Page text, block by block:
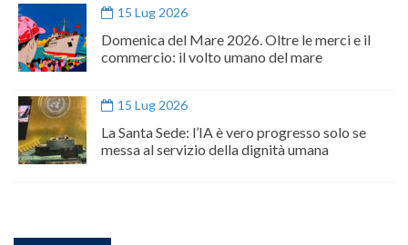
15 Lug 2026
Domenica del Mare 2026. Oltre le merci e il
commercio: il volto umano del mare
15 Lug 2026
La Santa Sede: l’IA è vero progresso solo se
messa al servizio della dignità umana